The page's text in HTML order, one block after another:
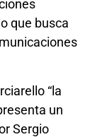
que busca
“la
un
Sergio